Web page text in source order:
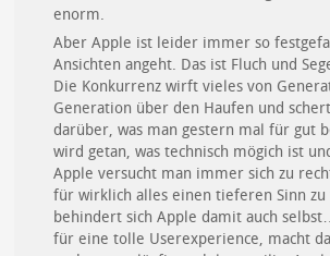
enorm.
Aber Apple ist leider immer so
Ansichten angeht. Das ist Fluch und
Die Konkurrenz wirft vieles von
Generation über den Haufen und
darüber, was man gestern mal für gut
wird getan, was technisch mögich ist
Apple versucht man immer sich zu
für wirklich alles einen tieferen Sinn
behindert sich Apple damit auch
für eine tolle Userexperience, macht